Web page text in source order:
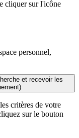
cliquer sur l'icône
personnel,
et recevoir les
critères de votre
sur le bouton